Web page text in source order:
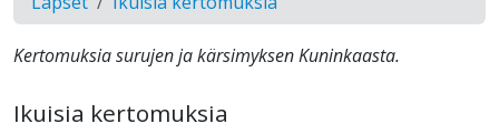
Kertomuksia surujen ja kärsimyksen Kuninkaasta.
Ikuisia kertomuksia